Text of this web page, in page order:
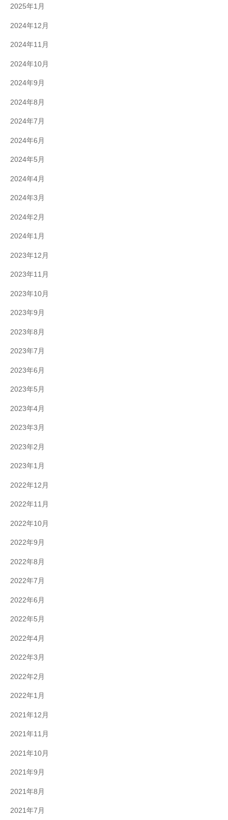
2025年1月
2024年12月
2024年11月
2024年10月
2024年9月
2024年8月
2024年7月
2024年6月
2024年5月
2024年4月
2024年3月
2024年2月
2024年1月
2023年12月
2023年11月
2023年10月
2023年9月
2023年8月
2023年7月
2023年6月
2023年5月
2023年4月
2023年3月
2023年2月
2023年1月
2022年12月
2022年11月
2022年10月
2022年9月
2022年8月
2022年7月
2022年6月
2022年5月
2022年4月
2022年3月
2022年2月
2022年1月
2021年12月
2021年11月
2021年10月
2021年9月
2021年8月
2021年7月